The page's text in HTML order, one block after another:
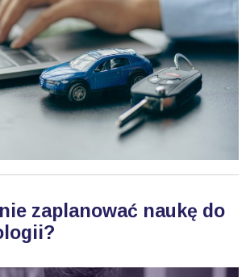
zaplanować naukę do